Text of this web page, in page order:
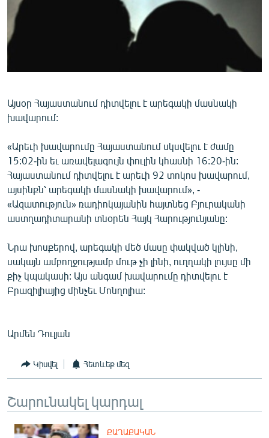
ՄԻՋԱԶԳԱՅԻՆ
ՄՇԱԿՈՒՅԹ
ՄԵԿՆԱԲԱՆՈՒԹՅՈՒՆ
ԿՈՐՈՆԱՎԻՐՈՒՍ
ՏԵՍԱՆՅՈՒԹԵՐ
ԲԱՆԱՎԵՃ
ՁԳՏԵԼՈՎ ԼԱՎԱԳՈՒՅՆԻՆ
ՓՈԴՔԱՍԹ
Հայերեն
English
ՀԵՏԵՎԵՔ ՄԵԶ
«Ազատության» բոլոր կայքերը
Այսօր Հայաստանում դիտվելու է արեգակի մասնակի
խավարում:
«Արեւի խավարումը Հայաստանում սկսվելու է ժամը
15:02-ին եւ առավելագույն փուլին կհասնի 16:20-ին:
Հայաստանում դիտվելու է արեւի 92 տոկոս խավարում,
այսինքն՝ արեգակի մասնակի խավարում», -
«Ազատություն» ռադիոկայանին հայտնեց Բյուրականի
աստղադիտարանի տնօրեն Հայկ Հարությունյանը:
Նրա խոսքերով, արեգակի մեծ մասը փակված կլինի,
սակայն ամբողջությամբ մութ չի լինի, ուղղակի լույսը մի
քիչ կպակասի: Այս անգամ խավարումը դիտվելու է
Բրազիլիայից մինչեւ Մոնղոլիա:
Արմեն Դուլյան
Կիսվել Հետևեք մեզ
Շարունակել կարդալ
ՔԱՂԱՔԱԿԱՆ